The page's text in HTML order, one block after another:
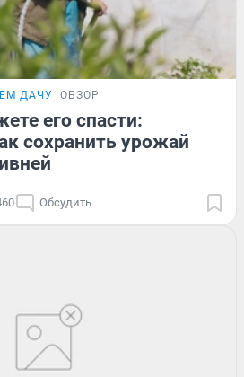
ДАЧУ ОБЗОР
его спасти:
сохранить урожай
Обсудить